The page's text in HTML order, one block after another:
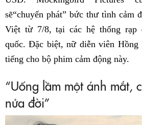
sẽ“chuyển phát” bức thư tình cảm
Việt từ 7/8, tại các hệ thống rạp
quốc. Đặc biệt, nữ diễn viên Hồng
tiếng cho bộ phim cảm động này.
“Uống lầm một ánh mắt,
nửa đời”